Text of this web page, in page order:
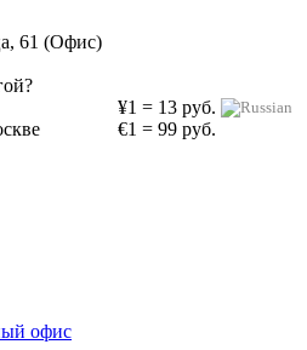
61 (Офис)
¥1 = 13 руб.
€1 = 99 руб.
офис